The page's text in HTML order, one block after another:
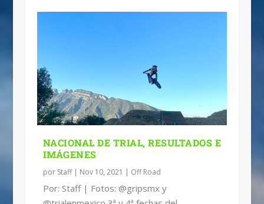
NACIONAL DE TRIAL, RESULTADOS E
IMÁGENES
por Staff| Nov 10, 2021 | Off Road
Por: Staff | Fotos: @gripsmx y